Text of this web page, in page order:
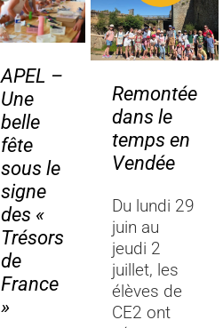
APEL –
Une
belle
fête
sous le
signe
des «
Trésors
de
France
»
Remontée
dans le
temps en
Vendée
Du lundi 29
juin au
jeudi 2
juillet, les
élèves de
CE2 ont